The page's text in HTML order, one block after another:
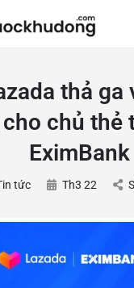
thả ga
chủ thẻ
EximBank
tức Th3 22